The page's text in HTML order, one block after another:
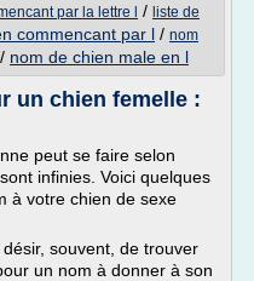
par la lettre l / liste de
commencant par l / nom
/ nom de chien male en l
un chien femelle :
peut se faire selon
infinies. Voici quelques
à votre chien de sexe
souvent, de trouver
un nom à donner à son